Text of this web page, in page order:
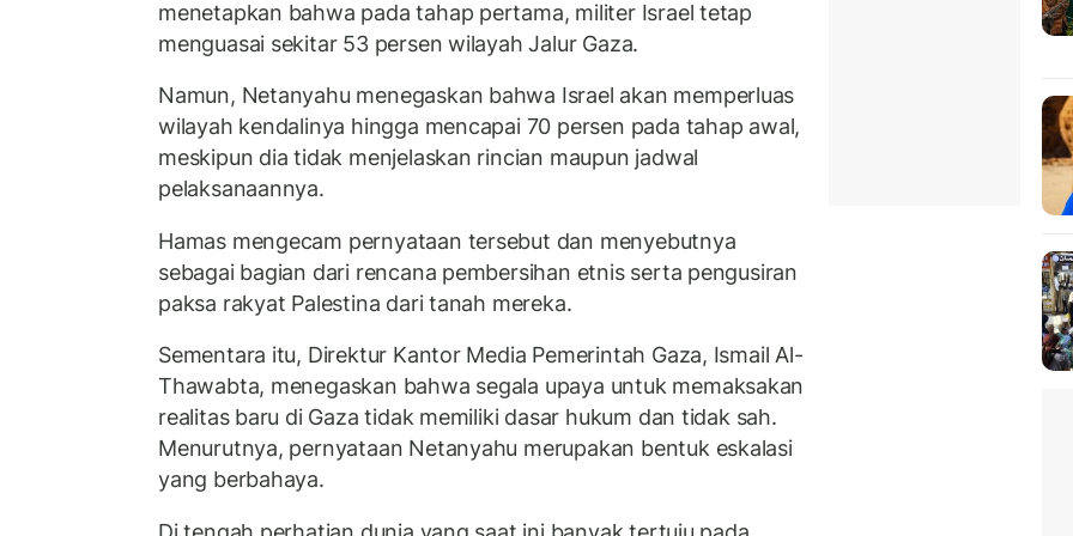
menetapkan bahwa pada tahap pertama, militer Israel tetap
menguasai sekitar 53 persen wilayah Jalur Gaza.
Namun, Netanyahu menegaskan bahwa Israel akan memperluas
wilayah kendalinya hingga mencapai 70 persen pada tahap awal,
meskipun dia tidak menjelaskan rincian maupun jadwal
pelaksanaannya.
Hamas mengecam pernyataan tersebut dan menyebutnya
sebagai bagian dari rencana pembersihan etnis serta pengusiran
paksa rakyat Palestina dari tanah mereka.
Sementara itu, Direktur Kantor Media Pemerintah Gaza, Ismail Al-
Thawabta, menegaskan bahwa segala upaya untuk memaksakan
realitas baru di Gaza tidak memiliki dasar hukum dan tidak sah.
Menurutnya, pernyataan Netanyahu merupakan bentuk eskalasi
yang berbahaya.